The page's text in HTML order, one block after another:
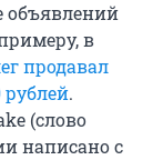
объявлений
в
продавал
.
(слово
написано с